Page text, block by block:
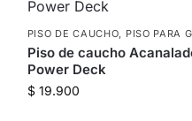
PISO DE CAUCHO, PISO PARA
Piso de caucho
Power Deck
$19.900